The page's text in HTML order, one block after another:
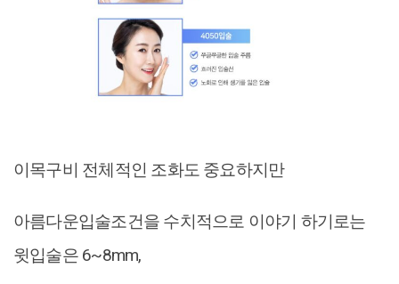
이목구비 전체적인 조화도 중요하지만
아름다운입술조건을 수치적으로 이야기 하기로는
윗입술은 6~8mm,